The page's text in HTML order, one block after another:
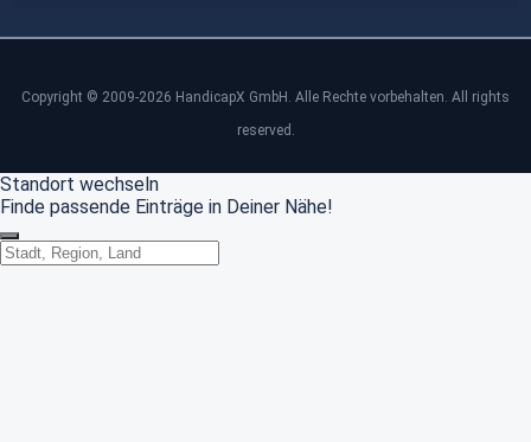
Copyright © 2009-2026 HandicapX GmbH. Alle Rechte vorbehalten. All rights
reserved.
Standort wechseln
Finde passende Einträge in Deiner Nähe!
Standort wechseln